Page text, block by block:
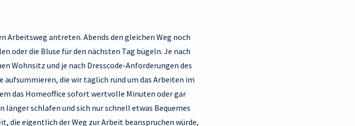
Arbeitsweg antreten. Abends den gleichen Weg noch
oder die Bluse für den nächsten Tag bügeln. Je nach
Wohnsitz und je nach Dresscode-Anforderungen des
die wir täglich rund um das Arbeiten im
das Homeoffice sofort wertvolle Minuten oder gar
schlafen und sich nur schnell etwas Bequemes
die eigentlich der Weg zur Arbeit beanspruchen würde,